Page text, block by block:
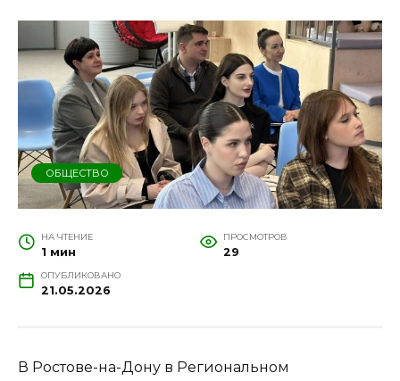
ОБЩЕСТВО
НА ЧТЕНИЕ
1 мин
ПРОСМОТРОВ
29
ОПУБЛИКОВАНО
21.05.2026
В Ростове-на-Дону в Региональном